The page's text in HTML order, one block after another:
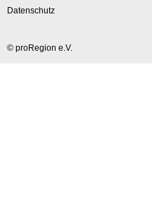
Datenschutz
© proRegion e.V.